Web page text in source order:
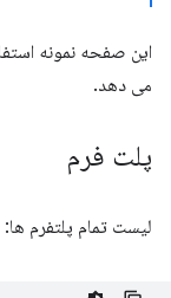
می دهد.
پلت فرم
لیست تمام پلتفرم ها: